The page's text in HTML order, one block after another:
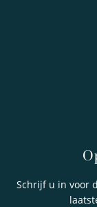
Schrijf u in voor